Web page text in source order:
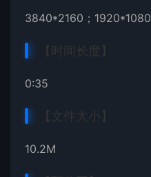
3840*2160；1920*1080
【时间长度】
0:35
【文件大小】
10.2M